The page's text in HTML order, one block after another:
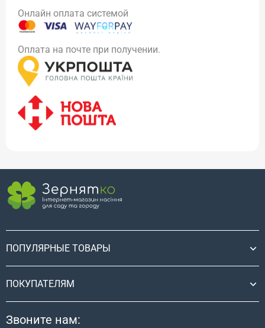
Онлайн оплата системой
Оплата на почте при получении.
ПОПУЛЯРНЫЕ ТОВАРЫ
ПОКУПАТЕЛЯМ
Звоните нам: